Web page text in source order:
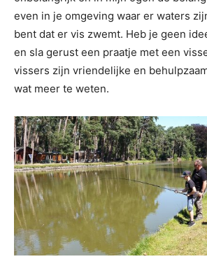
even in je omgeving waar er waters
bent dat er vis zwemt. Heb je geen
en sla gerust een praatje met een
vissers zijn vriendelijke en
wat meer te weten.